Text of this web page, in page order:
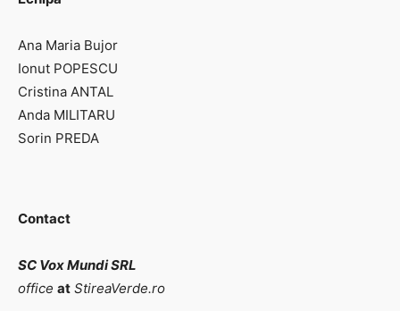
Ana Maria Bujor
Ionut POPESCU
Cristina ANTAL
Anda MILITARU
Sorin PREDA
Contact
SC Vox Mundi SRL
office at StireaVerde.ro